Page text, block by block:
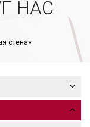
НАС
стена»